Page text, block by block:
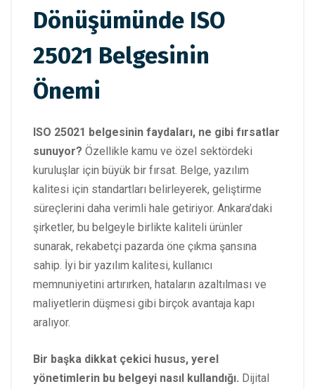
Dönüşümünde ISO
25021 Belgesinin
Önemi
ISO 25021 belgesinin faydaları, ne gibi fırsatlar
sunuyor? Özellikle kamu ve özel sektördeki
kuruluşlar için büyük bir fırsat. Belge, yazılım
kalitesi için standartları belirleyerek, geliştirme
süreçlerini daha verimli hale getiriyor. Ankara’daki
şirketler, bu belgeyle birlikte kaliteli ürünler
sunarak, rekabetçi pazarda öne çıkma şansına
sahip. İyi bir yazılım kalitesi, kullanıcı
memnuniyetini artırırken, hataların azaltılması ve
maliyetlerin düşmesi gibi birçok avantaja kapı
aralıyor.
Bir başka dikkat çekici husus, yerel
yönetimlerin bu belgeyi nasıl kullandığı. Dijital